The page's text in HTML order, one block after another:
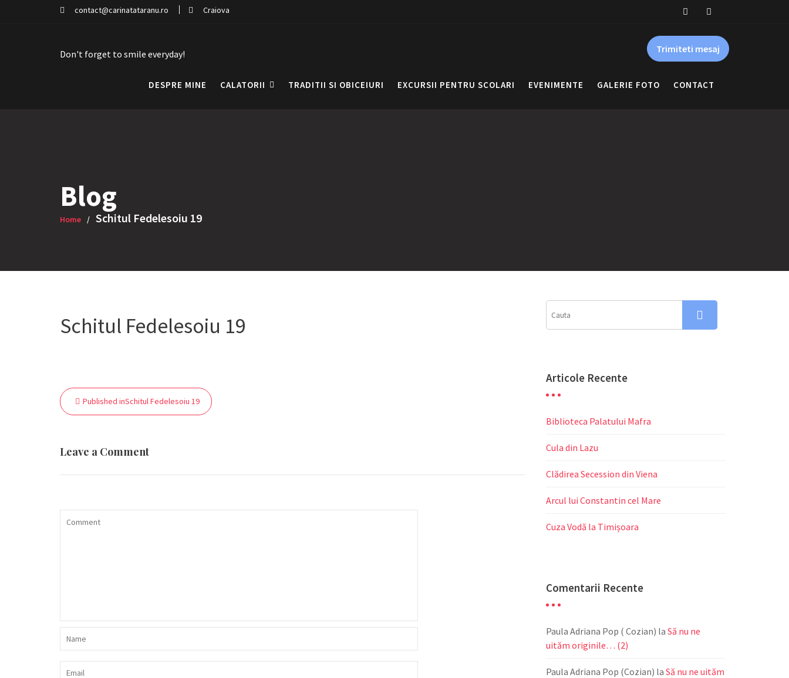
contact@carinatataranu.ro Craiova
Don't forget to smile everyday! Trimiteti mesaj
DESPRE MINE CALATORII TRADITII SI OBICEIURI EXCURSII PENTRU SCOLARI EVENIMENTE GALERIE FOTO CONTACT
Blog
Home Schitul Fedelesoiu 19
Schitul Fedelesoiu 19
Navigare
în
Published inSchitul Fedelesoiu 19
Leave a Comment
Articole Recente
Biblioteca Palatului Mafra
Cula din Lazu
Clădirea Secession din Viena
Arcul lui Constantin cel Mare
Cuza Vodă la Timișoara
Comentarii Recente
Paula Adriana Pop ( Cozian) laSă nu ne
uităm originile… (2)
Paula Adriana Pop (Cozian) laSă nu ne uităm